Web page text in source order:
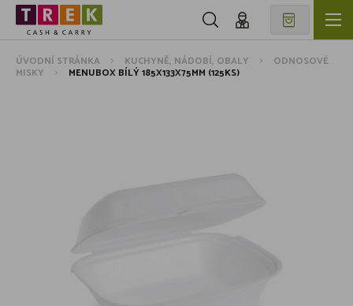
ÚVODNÍ STRÁNKA KUCHYNĚ, NÁDOBÍ, OBALY ODNOSOVÉ
MISKY MENUBOX BÍLÝ 185X133X75MM (125KS)